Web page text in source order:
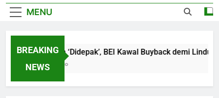
MENU
BREAKING
NEWS
18 Emiten ‘Didepak’, BEI Kawal Buyback demi Lindungi
4 Months Ago